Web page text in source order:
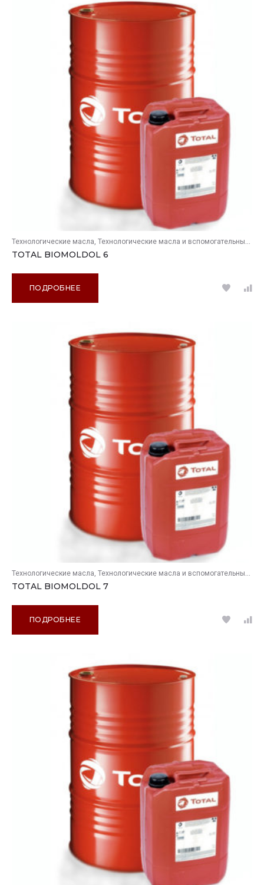
Технологические масла Технологические масла и вспомогательные продукты
TOTAL BIOMOLDOL 6
ПОДРОБНЕЕ
Технологические масла Технологические масла и вспомогательные продукты
TOTAL BIOMOLDOL 7
ПОДРОБНЕЕ